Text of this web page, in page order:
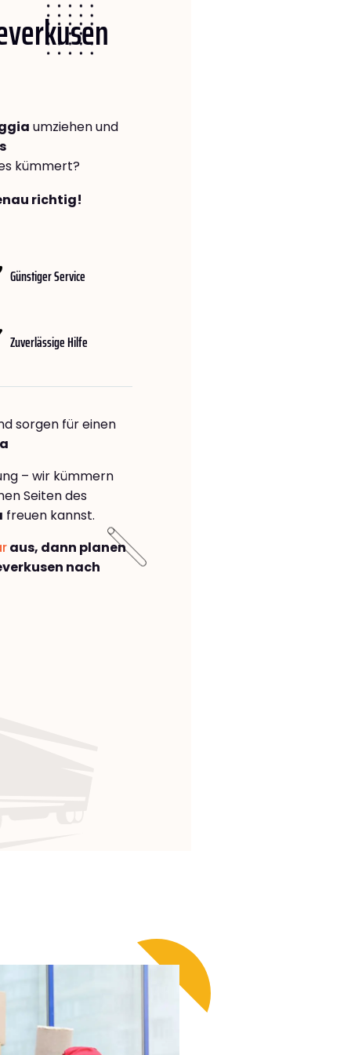
umziehen und
kümmert?
richtig!
Günstiger Service
Zuverlässige Hilfe
sorgen für einen
– wir kümmern
Seiten des
freuen kannst.
aus, dann planen
nach